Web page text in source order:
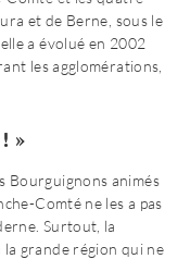
et de Berne, sous le
a évolué en 2002
les agglomérations,
»
Bourguignons animés
Comté ne les a pas
Surtout, la
grande région qui ne